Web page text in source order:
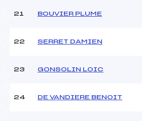
21 BOUVIER PLUME
22 SERRET DAMIEN
23 GONSOLIN LOIC
24 DE VANDIERE BENOIT